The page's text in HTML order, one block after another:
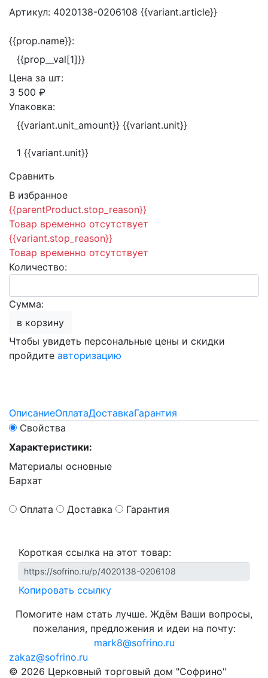
Артикул: 4020138-0206108 {{variant.article}}
{{prop.name}}:
{{prop__val[1]}}
Цена за шт:
3 500 ₽
Упаковка:
{{variant.unit_amount}} {{variant.unit}}
1 {{variant.unit}}
Сравнить
В избранное
{{parentProduct.stop_reason}}
Товар временно отсутствует
{{variant.stop_reason}}
Товар временно отсутствует
Количество:
Сумма:
в корзину
Чтобы увидеть персональные цены и скидки
пройдите авторизацию
ОписаниеОплатаДоставкаГарантия
Свойства
Характеристики:
Материалы основные
Бархат
Оплата Доставка Гарантия
Короткая ссылка на этот товар:
Копировать ссылку
Помогите нам стать лучше. Ждём Ваши вопросы,
пожелания, предложения и идеи на почту:
mark8@sofrino.ru
zakaz@sofrino.ru
© 2026 Церковный торговый дом "Софрино"